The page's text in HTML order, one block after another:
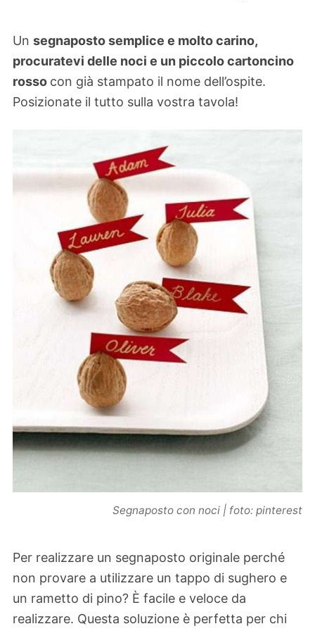
Un segnaposto semplice e molto carino,
procuratevi delle noci e un piccolo cartoncino
rosso con già stampato il nome dell’ospite.
Posizionate il tutto sulla vostra tavola!
Segnaposto con noci | foto: pinterest
Per realizzare un segnaposto originale perché
non provare a utilizzare un tappo di sughero e
un rametto di pino? È facile e veloce da
realizzare. Questa soluzione è perfetta per chi